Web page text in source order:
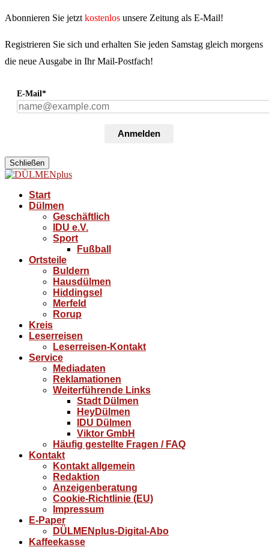
Abonnieren Sie jetzt kostenlos unsere Zeitung als E-Mail!
Registrieren Sie sich und erhalten Sie jeden Samstag gleich morgens
die neue Ausgabe in Ihr Mail-Postfach!
E-Mail*
Anmelden
Schließen
Start
Dülmen
Geschäftlich
IDU e.V.
Sport
Fußball
Ortsteile
Buldern
Hausdülmen
Hiddingsel
Merfeld
Rorup
Kreis
Leserreisen
Leserreisen-Kontakt
Service
Mediadaten
Reklamationen
Weiterführende Links
Stadt Dülmen
HeyDülmen
IDU Dülmen
Viktor GmbH
Häufig gestellte Fragen / FAQ
Kontakt
Kontakt allgemein
Redaktion
Anzeigenberatung
Cookie-Richtlinie (EU)
Impressum
E-Paper
DÜLMENplus-Digital-Abo
Kaffeekasse